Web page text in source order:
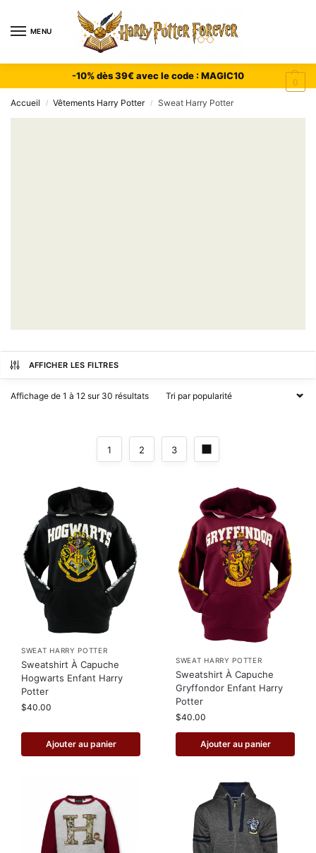
MENU
0
-10% dès 39€ avec le code : MAGIC10
Accueil / Vêtements Harry Potter / Sweat Harry Potter
AFFICHER LES FILTRES
Affichage de 1 à 12 sur 30 résultats
1 2 3
SWEAT HARRY POTTER
Sweatshirt À Capuche
Hogwarts Enfant Harry
Potter
$40.00
Ajouter au panier
SWEAT HARRY POTTER
Sweatshirt À Capuche
Gryffondor Enfant Harry
Potter
$40.00
Ajouter au panier